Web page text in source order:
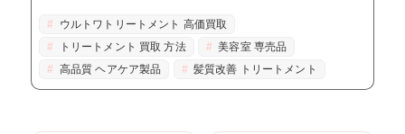
ウルトワトリートメント 高価買取
トリートメント 買取 方法
美容室 専売品
高品質 ヘアケア製品
髪質改善 トリートメント